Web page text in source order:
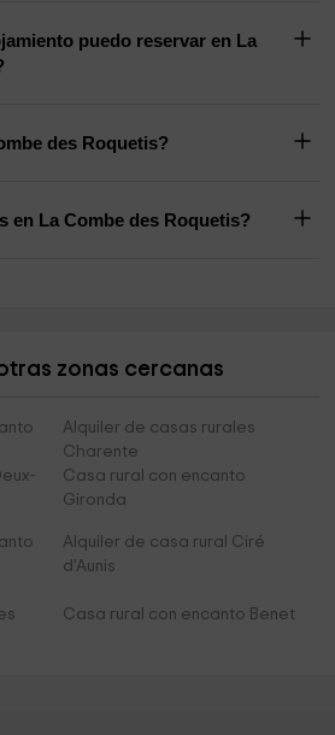
puedo reservar en La
des Roquetis?
en La Combe des Roquetis?
zonas cercanas
Alquiler de casas rurales
Charente
Casa rural con encanto
Gironda
Alquiler de casa rural Ciré
d'Aunis
Casa rural con encanto Benet